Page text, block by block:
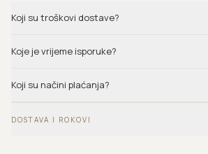
Koji su troškovi dostave?
Koje je vrijeme isporuke?
Koji su načini plaćanja?
DOSTAVA I ROKOVI